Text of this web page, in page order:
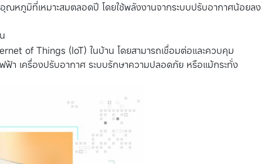
ณหภูมิที่เหมาะสมตลอดปี โดยใช้พลังงานจากระบบปรับอากาศน้อยลง
of Things (IoT) ในบ้าน โดยสามารถเชื่อมต่อและควบคุม
ฟ้า เครื่องปรับอากาศ ระบบรักษาความปลอดภัย หรือแม้กระทั่ง